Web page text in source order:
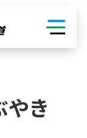
やき